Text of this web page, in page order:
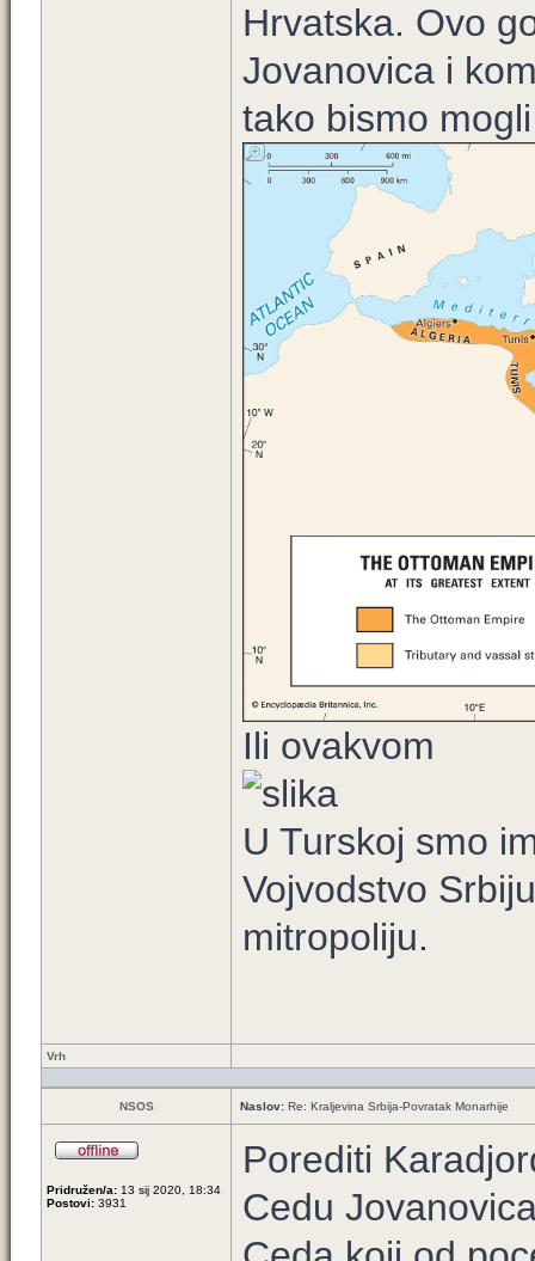
Hrvatska. Ovo
Jovanovica i
tako bismo
Ili ovakvom
U Turskoj smo
Vojvodstvo
mitropoliju.
Vrh
NSOS Naslov: Re: Kraljevina Srbija-Povratak Monarhije
Pridružen/a: 13 sij 2020, 18:34
Postovi: 3931
Porediti
Cedu